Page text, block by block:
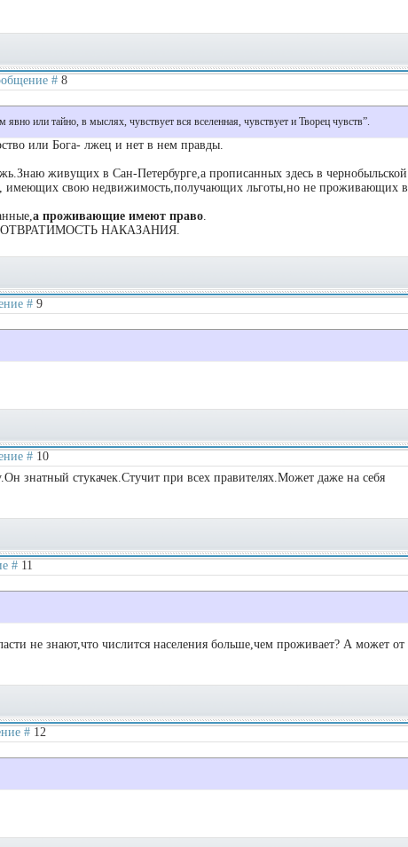
# 8
или тайно, в мыслях, чувствует вся вселенная, чувствует и Творец чувств”.
или Бога- лжец и нет в нем правды.
живущих в Сан-Петербурге,а прописанных здесь в чернобыльской
имеющих свою недвижимость,получающих льготы,но не проживающих в
а проживающие имеют право.
НЕОТВРАТИМОСТЬ НАКАЗАНИЯ.
# 9
# 10
знатный стукачек.Стучит при всех правителях.Может даже на себя
# 11
не знают,что числится населения больше,чем проживает? А может от
# 12